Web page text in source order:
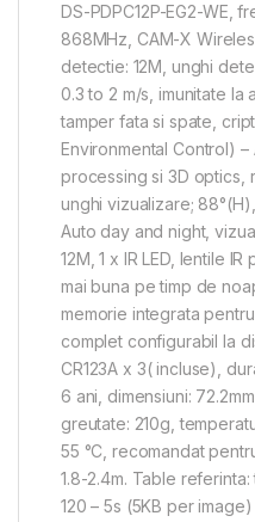
DS-PDPC12P-EG2-WE,
868MHz, CAM-X
detectie: 12M, unghi
0.3 to 2 m/s, imunitate la
tamper fata si spate,
Environmental Control)
processing si 3D optics,
unghi vizualizare;
Auto day and night,
12M, 1 x IR LED, lentile
mai buna pe timp de
memorie integrata
complet configurabil la
CR123A x 3( incluse),
6 ani, dimensiuni:
greutate: 210g,
55 °C, recomandat
1.8-2.4m. Table
120 – 5s (5KB per